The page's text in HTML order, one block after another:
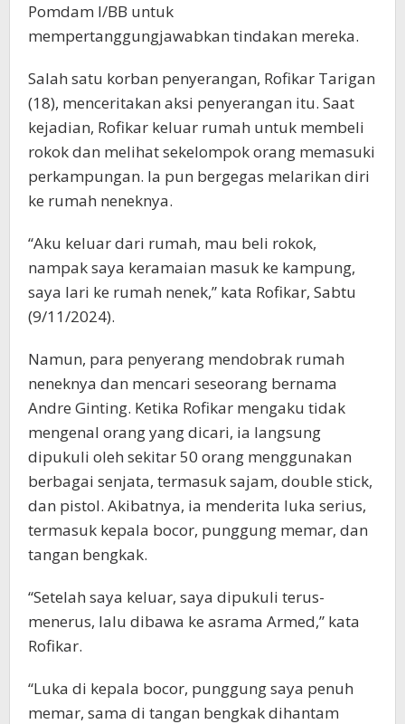
Pomdam I/BB untuk
mempertanggungjawabkan tindakan mereka.
Salah satu korban penyerangan, Rofikar Tarigan
(18), menceritakan aksi penyerangan itu. Saat
kejadian, Rofikar keluar rumah untuk membeli
rokok dan melihat sekelompok orang memasuki
perkampungan. Ia pun bergegas melarikan diri
ke rumah neneknya.
“Aku keluar dari rumah, mau beli rokok,
nampak saya keramaian masuk ke kampung,
saya lari ke rumah nenek,” kata Rofikar, Sabtu
(9/11/2024).
Namun, para penyerang mendobrak rumah
neneknya dan mencari seseorang bernama
Andre Ginting. Ketika Rofikar mengaku tidak
mengenal orang yang dicari, ia langsung
dipukuli oleh sekitar 50 orang menggunakan
berbagai senjata, termasuk sajam, double stick,
dan pistol. Akibatnya, ia menderita luka serius,
termasuk kepala bocor, punggung memar, dan
tangan bengkak.
“Setelah saya keluar, saya dipukuli terus-
menerus, lalu dibawa ke asrama Armed,” kata
Rofikar.
“Luka di kepala bocor, punggung saya penuh
memar, sama di tangan bengkak dihantam